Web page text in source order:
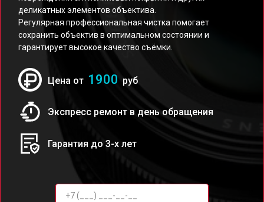
деликатных элементов объектива.
Регулярная профессиональная чистка помогает
сохранить объектив в оптимальном состоянии и
гарантирует высокое качество съёмки.
Цена от 1900 руб
Экспресс ремонт в день обращения
Гарантия до 3-х лет